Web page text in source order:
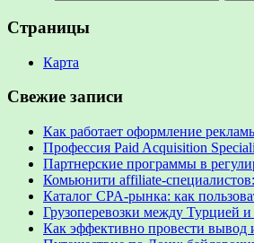
Страницы
Карта
Свежие записи
Как работает оформление
Профессия Paid Acquisition
Партнерские программы в
Комьюнити affiliate-
Каталог CPA-рынка: как
Грузоперевозки между Турцией
Как эффективно провести вывод